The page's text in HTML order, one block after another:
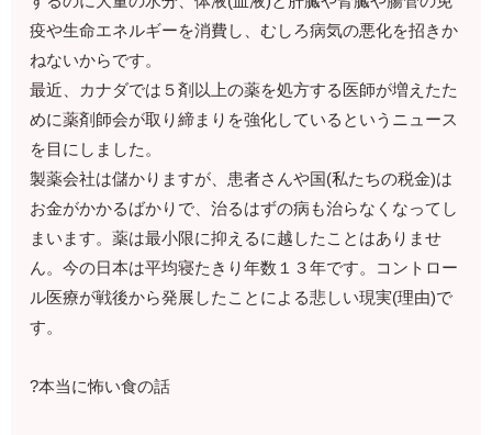
疫や生命エネルギーを消費し、むしろ病気の悪化を招きか
ねないからです。
最近、カナダでは５剤以上の薬を処方する医師が増えたた
めに薬剤師会が取り締まりを強化しているというニュース
を目にしました。
製薬会社は儲かりますが、患者さんや国(私たちの税金)は
お金がかかるばかりで、治るはずの病も治らなくなってし
まいます。薬は最小限に抑えるに越したことはありませ
ん。今の日本は平均寝たきり年数１３年です。コントロー
ル医療が戦後から発展したことによる悲しい現実(理由)で
す。
?本当に怖い食の話